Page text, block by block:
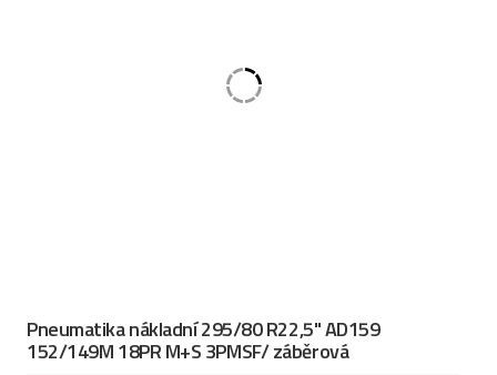
Pneumatika nákladní 295/80 R22,5" AD159
152/149M 18PR M+S 3PMSF/ záběrová